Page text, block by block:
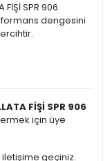
SPR 906
dengesini
FİŞİ SPR 906
için üye
iletişime geçiniz.